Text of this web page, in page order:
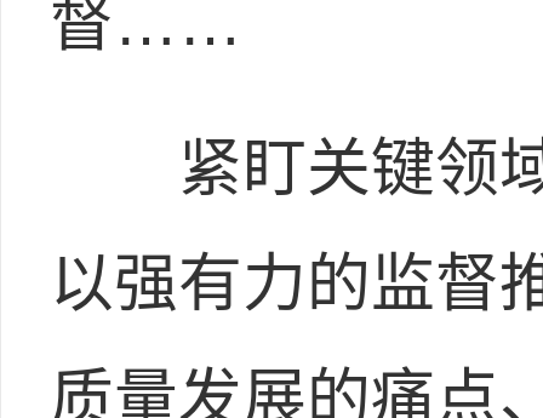
督……
紧盯关键领域
以强有力的监督
质量发展的痛点